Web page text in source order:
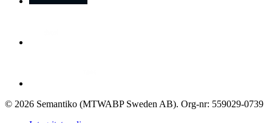
© 2026 Semantiko (MTWABP Sweden AB). Org-nr: 559029-0739